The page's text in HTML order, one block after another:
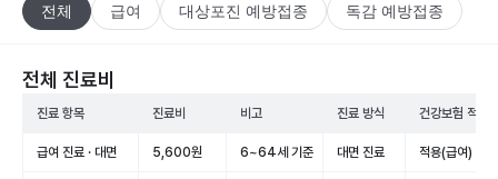
전체 급여 대상포진 예방접종 독감 예방접종
전체 진료비
진료 항목 진료비 비고 진료 방식 건강보험 적용
급여 진료 · 대면 5,600원 6~64세 기준 대면 진료 적용(급여)